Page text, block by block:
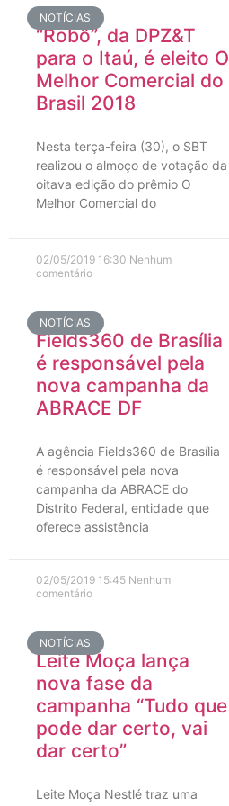
NOTÍCIAS
“Robô”, da DPZ&T
para o Itaú, é eleito O
Melhor Comercial do
Brasil 2018
Nesta terça-feira (30), o SBT
realizou o almoço de votação da
oitava edição do prêmio O
Melhor Comercial do
02/05/2019 16:30 Nenhum
comentário
NOTÍCIAS
Fields360 de Brasília
é responsável pela
nova campanha da
ABRACE DF
A agência Fields360 de Brasília
é responsável pela nova
campanha da ABRACE do
Distrito Federal, entidade que
oferece assistência
02/05/2019 15:45 Nenhum
comentário
NOTÍCIAS
Leite Moça lança
nova fase da
campanha “Tudo que
pode dar certo, vai
dar certo”
Leite Moça Nestlé traz uma